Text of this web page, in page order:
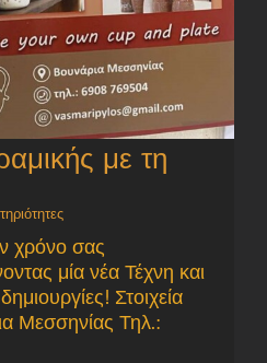
με τη
χρόνο σας
μία νέα Τέχνη και
Στοιχεία
Μεσσηνίας Τηλ.: